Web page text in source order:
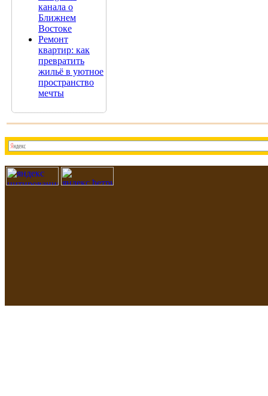
канала о
Ближнем
Востоке
Ремонт
квартир: как
превратить
жильё в уютное
пространство
мечты